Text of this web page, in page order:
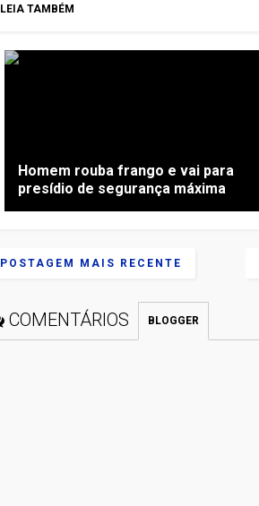
LEIA TAMBÉM
Homem rouba frango e vai para
presídio de segurança máxima
POSTAGEM MAIS RECENTE
COMENTÁRIOS BLOGGER